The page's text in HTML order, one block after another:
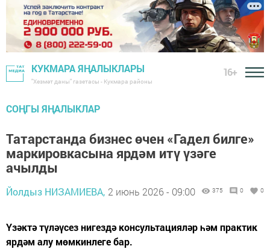
КУКМАРА ЯҢАЛЫКЛАРЫ
"Хезмәт даны" газетасы - Кукмара районы
16+
СОҢГЫ ЯҢАЛЫКЛАР
Татарстанда бизнес өчен «Гадел билге»
маркировкасына ярдәм итү үзәге
ачылды
Йолдыз НИЗАМИЕВА, 2 июнь 2026 - 09:00 375 0 0
Үзәктә түләүсез нигездә консультацияләр һәм практик
ярдәм алу мөмкинлеге бар.